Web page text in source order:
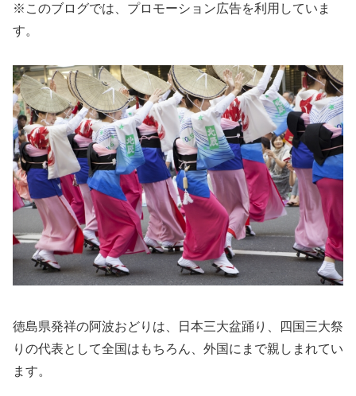
※このブログでは、プロモーション広告を利用していま
す。
徳島県発祥の阿波おどりは、日本三大盆踊り、四国三大祭
りの代表として全国はもちろん、外国にまで親しまれてい
ます。